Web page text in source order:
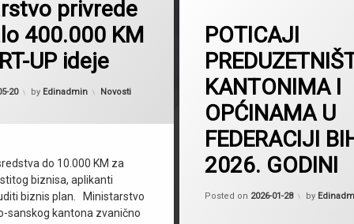
privrede
400.000 KM
UP ideje
20 by Edinadmin Kategorije:
Novosti
do 10.000 KM za
biznisa, aplikanti
biznis plan. Ministarstvo
sanskog kantona zvanično
POTICAJI
KANTONIMA I
OPĆINAMA U
FEDERACIJI
2026. GODINI
Posted on 2026-01-28 by
BosanskaKrupa
GornjiVakuf
Gračanica
Gradacac
HNK
Ljubuški
Lukavac